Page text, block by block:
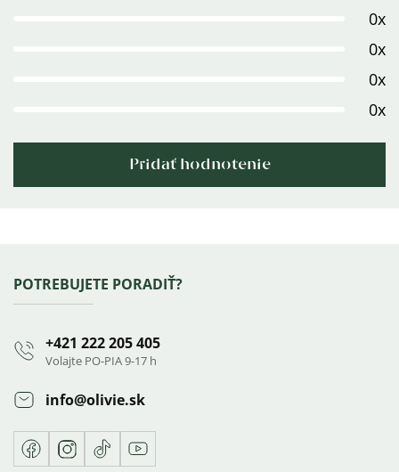
0x
0x
0x
0x
Pridať hodnotenie
Zápätie
POTREBUJETE PORADIŤ?
+421 222 205 405
Volajte PO-PIA 9-17 h
info@olivie.sk
FacebookInstagram
TikTokYoutube